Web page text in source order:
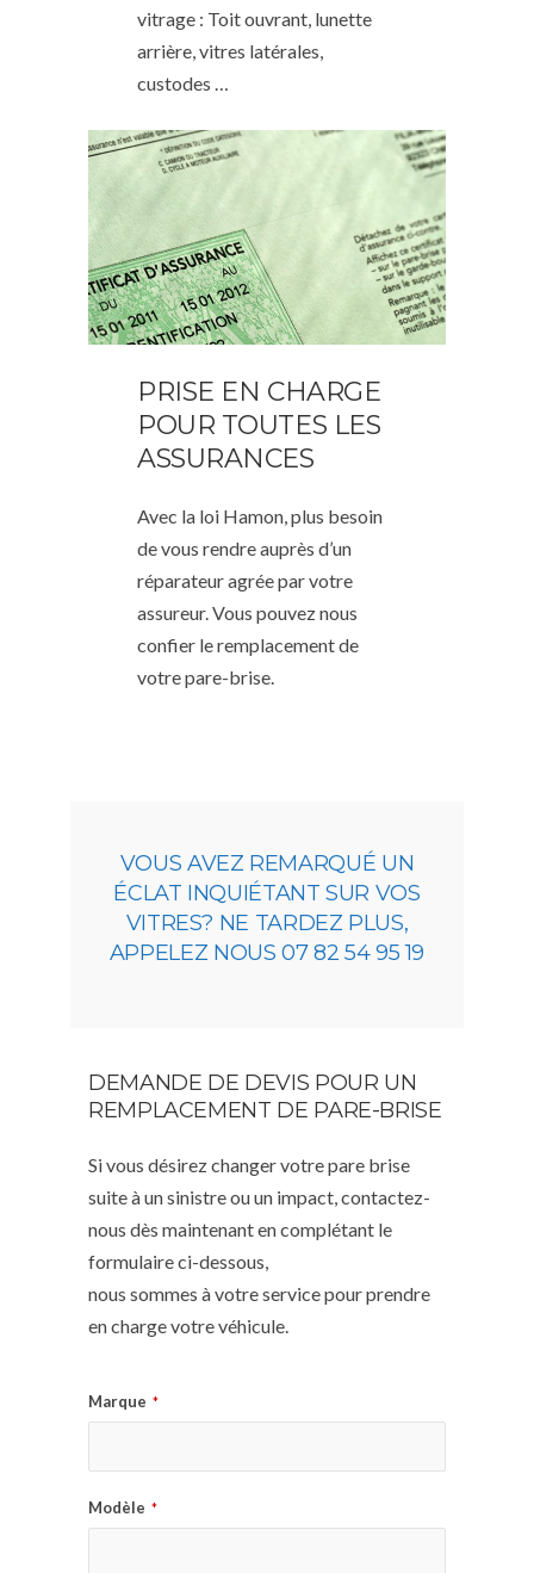
vitrage : Toit ouvrant, lunette
arrière, vitres latérales,
custodes …
PRISE EN CHARGE
POUR TOUTES LES
ASSURANCES
Avec la loi Hamon, plus besoin
de vous rendre auprès d’un
réparateur agrée par votre
assureur. Vous pouvez nous
confier le remplacement de
votre pare-brise.
VOUS AVEZ REMARQUÉ UN
ÉCLAT INQUIÉTANT SUR VOS
VITRES? NE TARDEZ PLUS,
APPELEZ NOUS 07 82 54 95 19
DEMANDE DE DEVIS POUR UN
REMPLACEMENT DE PARE-BRISE
Si vous désirez changer votre pare brise
suite à un sinistre ou un impact, contactez-
nous dès maintenant en complétant le
formulaire ci-dessous,
nous sommes à votre service pour prendre
en charge votre véhicule.
Marque *
Modèle *